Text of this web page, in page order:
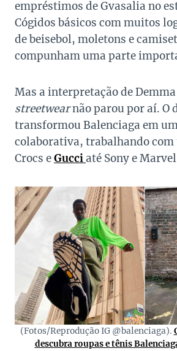
empréstimos de Gvasalia no
Cógidos básicos com muitos
de beisebol, moletons e
compunham uma parte
Mas a interpretação de Demma
streetwearnão parou por aí. O
transformou Balenciaga em
colaborativa, trabalhando com
Crocs eGucciaté Sony e
(Fotos/Reprodução IG @balenciaga).
descubra roupas e tênis